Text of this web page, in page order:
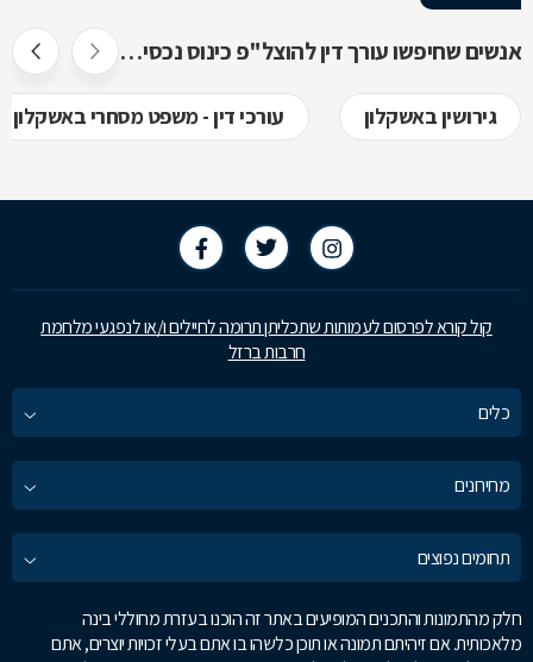
אנשים שחיפשו עורך דין להוצל"פ כינוס נכסים ופשיטת רגל חיפשו גם
גירושין באשקלון עורכי דין - משפט מסחרי באשקלון
קול קורא לפרסום לעמותות שתכליתן תרומה לחיילים ו/או לנפגעי מלחמת
חרבות ברזל
כלים
מחירונים
תחומים נפוצים
חלק מהתמונות והתכנים המופיעים באתר זה הוכנו בעזרת מחוללי בינה
מלאכותית. אם זיהיתם תמונה או תוכן כלשהו בו אתם בעלי זכויות יוצרים, אתם